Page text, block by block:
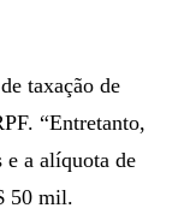
taxação de
“Entretanto,
e a alíquota de
50 mil.